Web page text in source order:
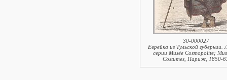
30-000027
Еврейка из Тульской губернии.
серии Musée Cosmopolite;
Costumes, Париж, 1850-